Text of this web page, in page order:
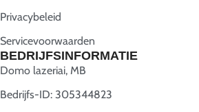
Privacybeleid
Servicevoorwaarden
BEDRIJFSINFORMATIE
Domo lazeriai, MB
Bedrijfs-ID: 305344823